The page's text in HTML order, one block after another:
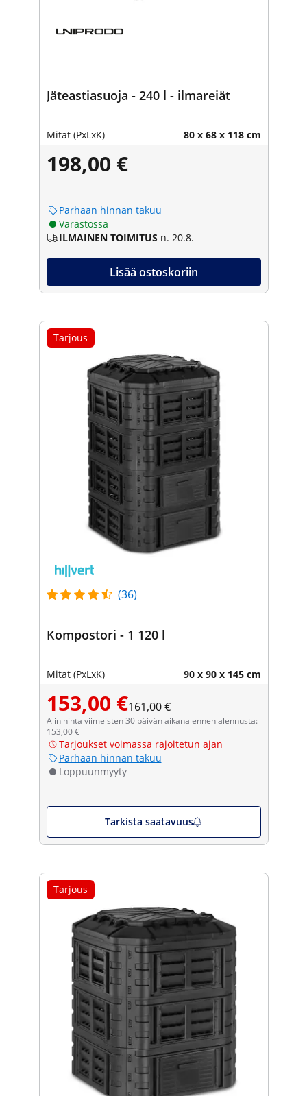
Jäteastiasuoja - 240 l - ilmareiät
Mitat (PxLxK) 80 x 68 x 118 cm
198,00 €
Parhaan hinnan takuu
Varastossa
ILMAINEN TOIMITUS n. 20.8.
Lisää ostoskoriin
Tarjous
(36)
Kompostori - 1 120 l
Mitat (PxLxK) 90 x 90 x 145 cm
153,00 €161,00 €
Alin hinta viimeisten 30 päivän aikana ennen alennusta:
153,00 €
Tarjoukset voimassa rajoitetun ajan
Parhaan hinnan takuu
Loppuunmyyty
Tarkista saatavuus
Tarjous